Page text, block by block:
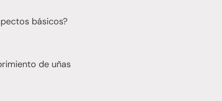
básicos?
de uñas